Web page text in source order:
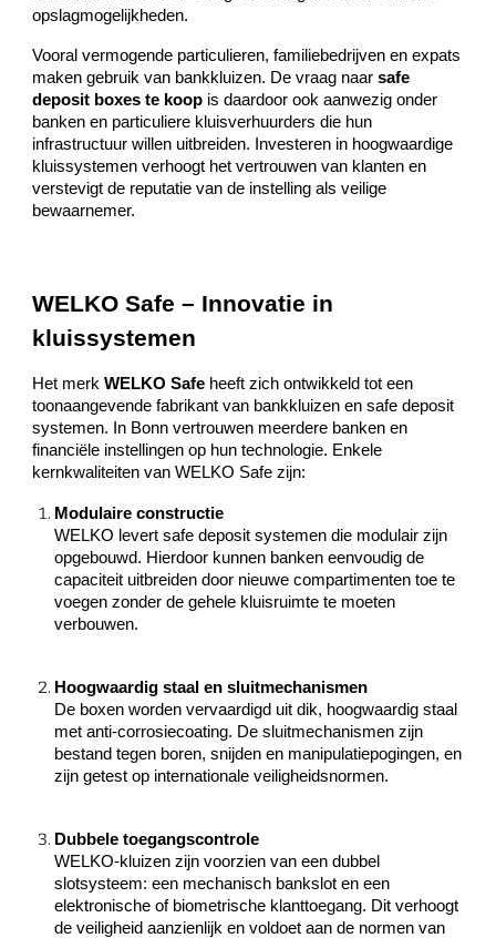
opslagmogelijkheden.
Vooral vermogende particulieren, familiebedrijven en expats
maken gebruik van bankkluizen. De vraag naarsafe
deposit boxes te koop is daardoor ook aanwezig onder
banken en particuliere kluisverhuurders die hun
infrastructuur willen uitbreiden. Investeren in hoogwaardige
kluissystemen verhoogt het vertrouwen van klanten en
verstevigt de reputatie van de instelling als veilige
bewaarnemer.
WELKO Safe – Innovatie in
kluissystemen
Het merkWELKO Safe heeft zich ontwikkeld tot een
toonaangevende fabrikant van bankkluizen en safe deposit
systemen. In Bonn vertrouwen meerdere banken en
financiële instellingen op hun technologie. Enkele
kernkwaliteiten van WELKO Safe zijn:
Modulaire constructie
WELKO levert safe deposit systemen die modulair zijn
opgebouwd. Hierdoor kunnen banken eenvoudig de
capaciteit uitbreiden door nieuwe compartimenten toe te
voegen zonder de gehele kluisruimte te moeten
verbouwen.
Hoogwaardig staal en sluitmechanismen
De boxen worden vervaardigd uit dik, hoogwaardig staal
met anti-corrosiecoating. De sluitmechanismen zijn
bestand tegen boren, snijden en manipulatiepogingen, en
zijn getest op internationale veiligheidsnormen.
Dubbele toegangscontrole
WELKO-kluizen zijn voorzien van een dubbel
slotsysteem: een mechanisch bankslot en een
elektronische of biometrische klanttoegang. Dit verhoogt
de veiligheid aanzienlijk en voldoet aan de normen van